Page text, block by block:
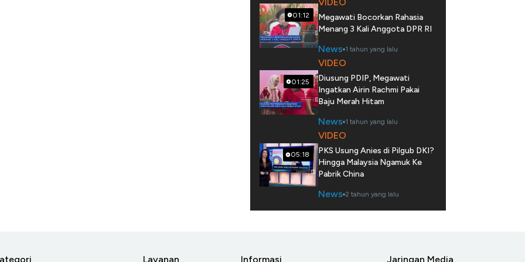
01:12
Megawati Bocorkan Rahasia
Menang 3 Kali Anggota DPR RI
News 1 tahun yang lalu
01:25
VIDEO
Diusung PDIP, Megawati
Ingatkan Airin Rachmi Pakai
Baju Merah Hitam
News 1 tahun yang lalu
05:18
VIDEO
PKS Usung Anies di Pilgub DKI?
Hingga Malaysia Ngamuk Ke
Pabrik China
News 2 tahun yang lalu
Layanan Informasi Jaringan Media